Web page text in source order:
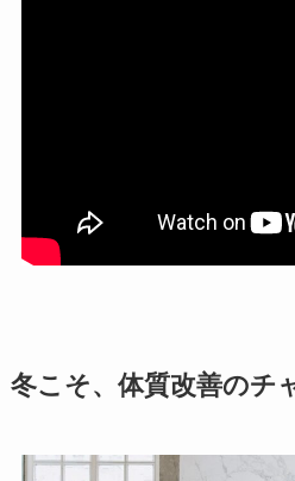
冬こそ、体質改善のチ